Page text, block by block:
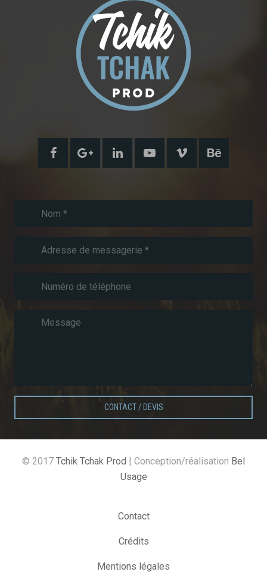
CONTACT / DEVIS
© 2017 Tchik Tchak Prod | Conception/réalisation Bel
Usage
Contact
Crédits
Mentions légales